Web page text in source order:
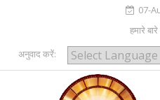
07-
हमारे
अनुवाद करें:
Powered by